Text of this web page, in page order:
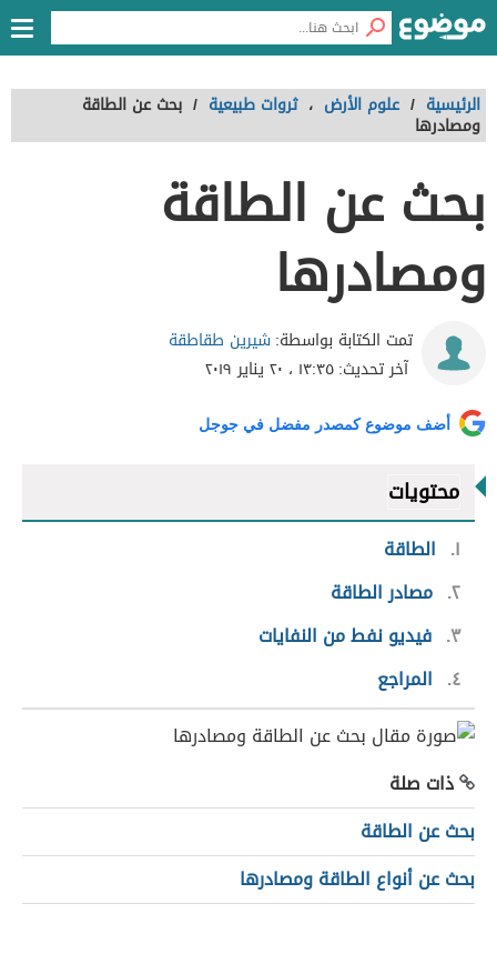
الرئيسية / علوم الأرض ، ثروات طبيعية / بحث عن الطاقة
ومصادرها
بحث عن الطاقة
ومصادرها
تمت الكتابة بواسطة:شيرين طقاطقة
آخر تحديث:١٣:٣٥ ، ٢٠ يناير ٢٠١٩
أضف موضوع كمصدر مفضل في جوجل
محتويات
١
الطاقة
٢ مصادر الطاقة
٣ فيديو نفط من النفايات
٤
المراجع
ذات صلة
بحث عن الطاقة
بحث عن أنواع الطاقة ومصادرها